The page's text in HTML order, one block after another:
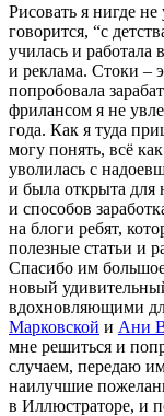
Рисовать я нигде не
говорится, “с
училась и работала
и реклама. Стоки –
попробовала
фрилансом я не
года. Как я туда
могу понять, всё
уволилась с
и была открыта для
и способов
на блоги ребят,
полезные статьи и
Спасибо им
новый
вдохновляющими
Марковской и Ани
мне решиться и
случаем, передаю
наилучшие
в Иллюстраторе, и